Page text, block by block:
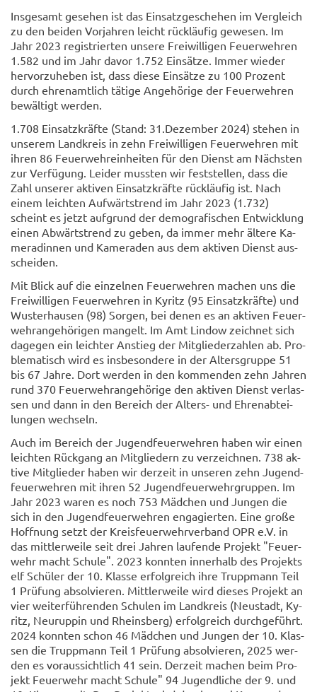
Ins­ge­samt ge­se­hen ist das Ein­satz­ge­sche­hen im Ver­gleich
zu den bei­den Vor­jah­ren leicht rück­läu­fig ge­we­sen. Im
Jahr 2023 re­gis­trier­ten un­se­re Frei­wil­li­gen Feu­er­weh­ren
1.582 und im Jahr davor 1.752 Ein­sät­ze. Immer wie­der
her­vor­zu­he­ben ist, dass diese Ein­sät­ze zu 100 Pro­zent
durch eh­ren­amt­lich tä­ti­ge An­ge­hö­ri­ge der Feu­er­weh­ren
be­wäl­tigt wer­den.
1.708 Ein­satz­kräf­te (Stand: 31.De­zem­ber 2024) ste­hen in
un­se­rem Land­kreis in zehn Frei­wil­li­gen Feu­er­weh­ren mit
ihren 86 Feu­er­wehr­ein­hei­ten für den Dienst am Nächs­ten
zur Ver­fü­gung. Lei­der muss­ten wir fest­stel­len, dass die
Zahl un­se­rer ak­ti­ven Ein­satz­kräf­te rück­läu­fig ist. Nach
einem leich­ten Auf­wärts­trend im Jahr 2023 (1.732)
scheint es jetzt auf­grund der de­mo­gra­fi­schen Ent­wick­lung
einen Ab­wärts­trend zu geben, da immer mehr äl­te­re Ka­
me­ra­din­nen und Ka­me­ra­den aus dem ak­ti­ven Dienst aus­
schei­den.
Mit Blick auf die ein­zel­nen Feu­er­weh­ren ma­chen uns die
Frei­wil­li­gen Feu­er­weh­ren in Ky­ritz (95 Ein­satz­kräf­te) und
Wus­ter­hau­sen (98) Sor­gen, bei denen es an ak­ti­ven Feu­er­
wehr­an­ge­hö­ri­gen man­gelt. Im Amt Lin­dow zeich­net sich
da­ge­gen ein leich­ter An­stieg der Mit­glie­der­zah­len ab. Pro­
ble­ma­tisch wird es ins­be­son­de­re in der Al­ters­grup­pe 51
bis 67 Jahre. Dort wer­den in den kom­men­den zehn Jah­ren
rund 370 Feu­er­wehr­an­ge­hö­ri­ge den ak­ti­ven Dienst ver­las­
sen und dann in den Be­reich der Alters-​ und Eh­ren­ab­tei­
lun­gen wech­seln.
Auch im Be­reich der Ju­gend­feu­er­weh­ren haben wir einen
leich­ten Rück­gang an Mit­glie­dern zu ver­zeich­nen. 738 ak­
ti­ve Mit­glie­der haben wir der­zeit in un­se­ren zehn Ju­gend­
feu­er­weh­ren mit ihren 52 Ju­gend­feu­er­wehr­grup­pen. Im
Jahr 2023 waren es noch 753 Mäd­chen und Jun­gen die
sich in den Ju­gend­feu­er­weh­ren en­ga­gier­ten. Eine große
Hoff­nung setzt der Kreis­feu­er­wehr­ver­band OPR e.V. in
das mitt­ler­wei­le seit drei Jah­ren lau­fen­de Pro­jekt "Feu­er­
wehr macht Schu­le". 2023 konn­ten in­ner­halb des Pro­jekts
elf Schü­ler der 10. Klas­se er­folg­reich ihre Trupp­mann Teil
1 Prü­fung ab­sol­vie­ren. Mitt­ler­wei­le wird die­ses Pro­jekt an
vier wei­ter­füh­ren­den Schu­len im Land­kreis (Neu­stadt, Ky­
ritz, Neu­rup­pin und Rheins­berg) er­folg­reich durch­ge­führt.
2024 konn­ten schon 46 Mäd­chen und Jun­gen der 10. Klas­
sen die Trupp­mann Teil 1 Prü­fung ab­sol­vie­ren, 2025 wer­
den es vor­aus­sicht­lich 41 sein. Der­zeit ma­chen beim Pro­
jekt Feu­er­wehr macht Schu­le" 94 Ju­gend­li­che der 9. und